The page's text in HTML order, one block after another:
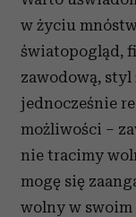
w życiu
światopogląd,
zawodową,
jednocześnie
możliwości –
nie tracimy
mogę się
wolny w swoim